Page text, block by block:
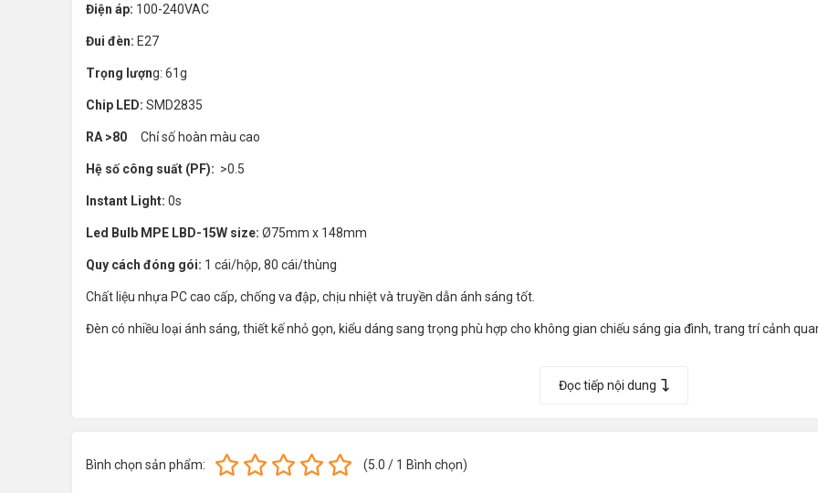
Điện áp: 100-240VAC
Đui đèn: E27
Trọng lượng: 61g
Chip LED: SMD2835
RA >80 Chỉ số hoàn màu cao
Hệ số công suất (PF): >0.5
Instant Light: 0s
Led Bulb MPE LBD-15W size: Ø75mm x 148mm
Quy cách đóng gói: 1 cái/hộp, 80 cái/thùng
Chất liệu nhựa PC cao cấp, chống va đập, chịu nhiệt và truyền dẫn ánh sáng tốt.
Đèn có nhiều loại ánh sáng, thiết kế nhỏ gọn, kiểu dáng sang trọng phù hợp cho không gian chiếu sáng gia đình, trang trí cảnh
Đọc tiếp nội dung
Bình chọn sản phẩm: (5.0 / 1 Bình chọn)